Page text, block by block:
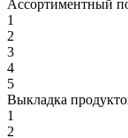
Ассортиментный
1
2
3
4
5
Выкладка
1
2